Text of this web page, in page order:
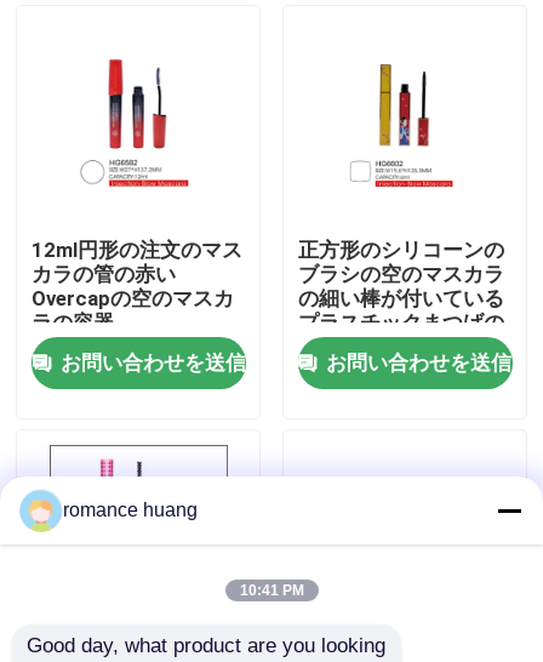
企業情報
会社案内
品質管理
お問い合わせ
化粧品の空気のないびん
化粧品のクリーム色の瓶
12ml円形の注文のマス
カラの管の赤い
Overcapの空のマスカ
ラの容器
お問い合わせを送信
正方形のシリコーンの
ブラシの空のマスカラ
の細い棒が付いている
プラスチックまつげの
ブラシの管6ml
お問い合わせを送信
romance huang
10:41 PM
Good day, what product are you looking